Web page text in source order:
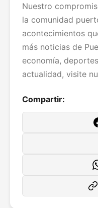
Nuestro
la comunidad
acontecimientos
más noticias de
economía,
actualidad, visite
Compartir: